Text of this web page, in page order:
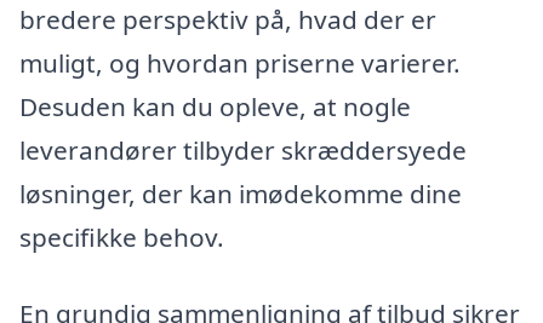
bredere perspektiv på, hvad der er
muligt, og hvordan priserne varierer.
Desuden kan du opleve, at nogle
leverandører tilbyder skræddersyede
løsninger, der kan imødekomme dine
specifikke behov.
En grundig sammenligning af tilbud sikrer